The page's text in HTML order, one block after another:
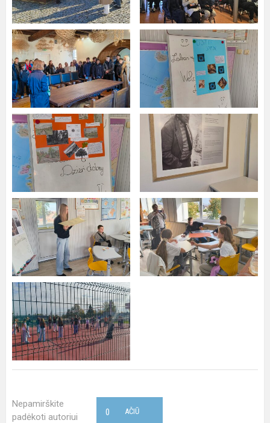
Nepamirškite
padėkoti autoriui
AČIŪ
0